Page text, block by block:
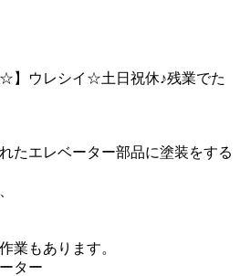
☆】ウレシイ☆土日祝休♪残業でた
たエレベーター部品に塗装をする
業もあります。
ター